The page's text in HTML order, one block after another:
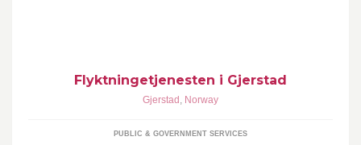
Flyktningetjenesten i Gjerstad
Gjerstad , Norway
PUBLIC & GOVERNMENT SERVICES